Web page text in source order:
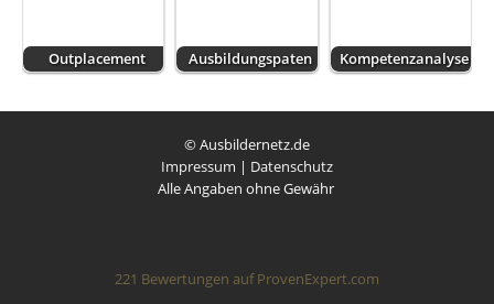
Outplacement Ausbildungspaten Kompetenzanalyse
© Ausbildernetz.de
Impressum | Datenschutz
Alle Angaben ohne Gewähr
221 Bewertungen auf ProvenExpert.com